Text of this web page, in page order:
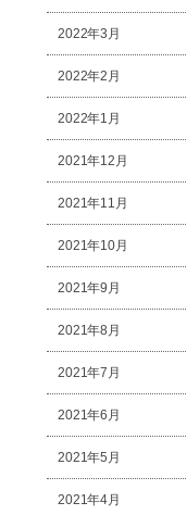
2022年3月
2022年2月
2022年1月
2021年12月
2021年11月
2021年10月
2021年9月
2021年8月
2021年7月
2021年6月
2021年5月
2021年4月